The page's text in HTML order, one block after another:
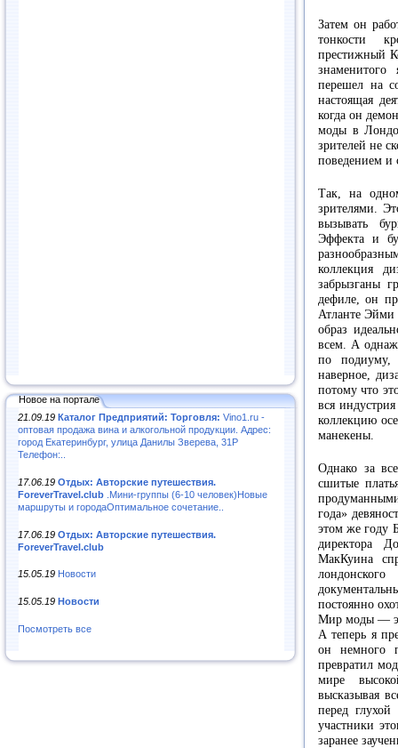
Новое на портале
21.09.19 Каталог Предприятий: Торговля: Vino1.ru -
оптовая продажа вина и алкогольной продукции. Адрес:
город Екатеринбург, улица Данилы Зверева, 31Р
Телефон:..
17.06.19 Отдых: Авторские путешествия.
ForeverTravel.club .Мини-группы (6-10 человек)Новые
маршруты и городаОптимальное сочетание..
17.06.19 Отдых: Авторские путешествия.
ForeverTravel.club
15.05.19 Новости
15.05.19 Новости
Посмотреть все
Затем он
тонкости
престижный
перешел на
настоящая
когда он
моды в
зрителей не
поведением
Так, на
зрителями.
вызывать
Эффекта и
коллекция
забрызганы
дефиле, он
Атланте
образ
всем. А
по подиуму,
наверное,
потому что
вся
коллекцию
манекены.
Однако за
сшитые
года»
этом же году
директора
МакКуина
постоянно
Мир моды —
А теперь я
он немного
превратил
мире
высказывая
перед
участники
заранее